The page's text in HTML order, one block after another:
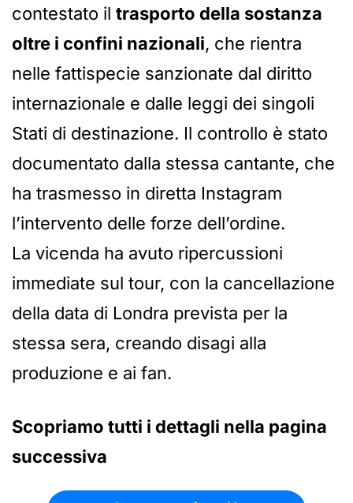
contestato il trasporto della sostanza
oltre i confini nazionali, che rientra
nelle fattispecie sanzionate dal diritto
internazionale e dalle leggi dei singoli
Stati di destinazione. Il controllo è stato
documentato dalla stessa cantante, che
ha trasmesso in diretta Instagram
l’intervento delle forze dell’ordine.
La vicenda ha avuto ripercussioni
immediate sul tour, con la cancellazione
della data di Londra prevista per la
stessa sera, creando disagi alla
produzione e ai fan.
Scopriamo tutti i dettagli nella pagina
successiva